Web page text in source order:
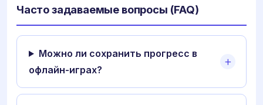
Часто задаваемые вопросы (FAQ)
Можно ли сохранить прогресс в
офлайн-играх?